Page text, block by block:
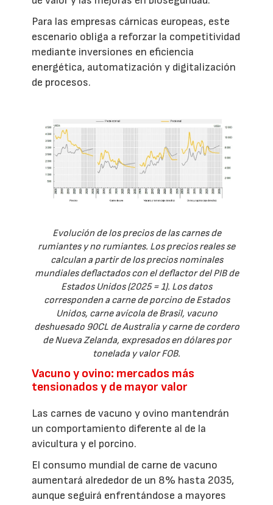
Para las empresas cárnicas europeas, este
escenario obliga a reforzar la competitividad
mediante inversiones en eficiencia
energética, automatización y digitalización
de procesos.
Evolución de los precios de las carnes de
rumiantes y no rumiantes. Los precios reales se
calculan a partir de los precios nominales
mundiales deflactados con el deflactor del PIB de
Estados Unidos (2025 = 1). Los datos
corresponden a carne de porcino de Estados
Unidos, carne avícola de Brasil, vacuno
deshuesado 90CL de Australia y carne de cordero
de Nueva Zelanda, expresados en dólares por
tonelada y valor FOB.
Vacuno y ovino: mercados más
tensionados y de mayor valor
Las carnes de vacuno y ovino mantendrán
un comportamiento diferente al de la
avicultura y el porcino.
El consumo mundial de carne de vacuno
aumentará alrededor de un 8% hasta 2035,
aunque seguirá enfrentándose a mayores